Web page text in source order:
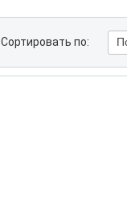
Сортировать по: